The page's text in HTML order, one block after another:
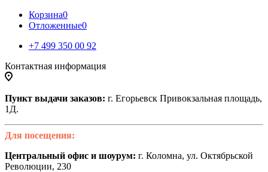
Корзина0
Отложенные0
+7 499 350 00 92
Контактная информация
Пункт выдачи заказов: г. Егорьевск Привокзальная площадь,
1Д.
Для посещения:
Центральный офис и шоурум: г. Коломна, ул. Октябрьской
Революции, 230